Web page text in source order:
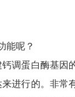
能呢？
调蛋白酶基因
进行的。非常